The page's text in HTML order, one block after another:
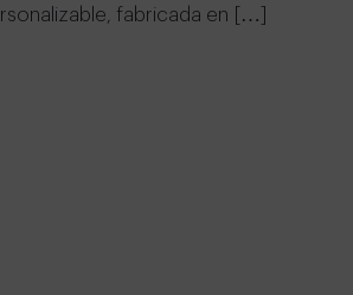
fabricada en […]